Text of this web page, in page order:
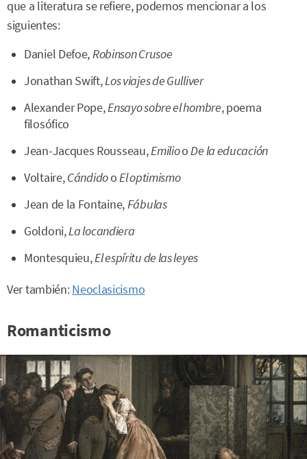
que a literatura se refiere, podemos mencionar a los
siguientes:
Daniel Defoe,Robinson Crusoe
Jonathan Swift,Los viajes de Gulliver
Alexander Pope,Ensayo sobre el hombre, poema
filosófico
Jean-Jacques Rousseau,EmiliooDe la educación
Voltaire,CándidooEl optimismo
Jean de la Fontaine,Fábulas
Goldoni,La locandiera
Montesquieu,El espíritu de las leyes
Ver también:Neoclasicismo
Romanticismo